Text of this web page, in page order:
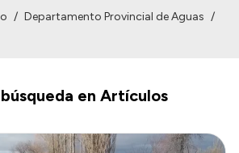
/ Departamento Provincial de Aguas /
en Artículos